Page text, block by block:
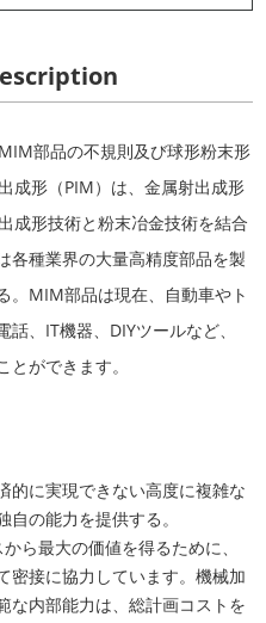
部品の不規則及び球形粉末形
成形（PIM）は、金属射出成形
成形技術と粉末冶金技術を結合
各種業界の大量高精度部品を製
。MIM部品は現在、自動車やト
、IT機器、DIYツールなど、
ができます。
的に実現できない高度に複雑な
自の能力を提供する。
ら最大の価値を得るために、
密接に協力しています。機械加
な内部能力は、総計画コストを